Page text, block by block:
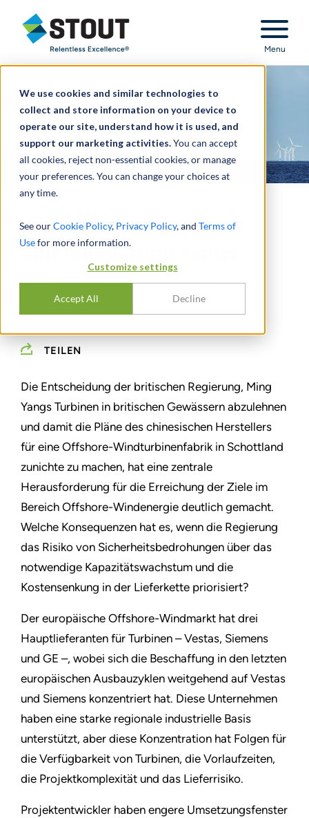
We use cookies and similar technologies to
collect and store information on your device to
operate our site, understand how it is used, and
support our marketing activities.You can accept
all cookies, reject non-essential cookies, or manage
your preferences. You can change your choices at
any time.
See ourCookie Policy, Privacy Policy, and Terms of
Usefor more information.
Customize settings
Accept All Decline
Stout Relentless Excellence
Menu
Implikationen der
Ablehnung Ming Yangs
DURCHJON HOWELLS ,MIKE HODGSON
TEILEN
Die Entscheidung der britischen Regierung, Ming
Yangs Turbinen in britischen Gewässern abzulehnen
und damit die Pläne des chinesischen Herstellers
für eine Offshore-Windturbinenfabrik in Schottland
zunichte zu machen, hat eine zentrale
Herausforderung für die Erreichung der Ziele im
Bereich Offshore-Windenergie deutlich gemacht.
Welche Konsequenzen hat es, wenn die Regierung
das Risiko von Sicherheitsbedrohungen über das
notwendige Kapazitätswachstum und die
Kostensenkung in der Lieferkette priorisiert?
Der europäische Offshore-Windmarkt hat drei
Hauptlieferanten für Turbinen – Vestas, Siemens
und GE –, wobei sich die Beschaffung in den letzten
europäischen Ausbauzyklen weitgehend auf Vestas
und Siemens konzentriert hat. Diese Unternehmen
haben eine starke regionale industrielle Basis
unterstützt, aber diese Konzentration hat Folgen für
die Verfügbarkeit von Turbinen, die Vorlaufzeiten,
die Projektkomplexität und das Lieferrisiko.
Projektentwickler haben engere Umsetzungsfenster